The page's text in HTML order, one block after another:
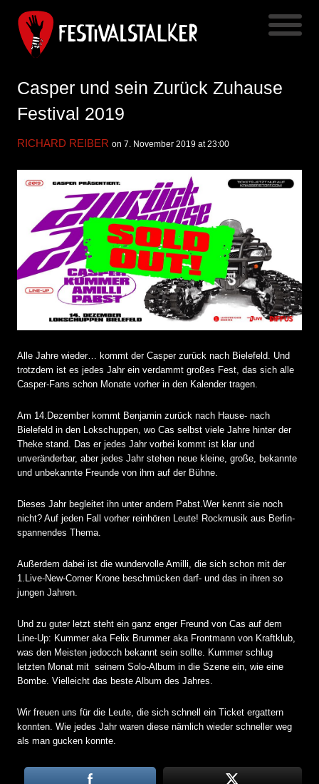
Casper und sein Zurück Zuhause
Festival 2019
RICHARD REIBER on 7. November 2019 at 23:00
Alle Jahre wieder… kommt der Casper zurück nach Bielefeld. Und
trotzdem ist es jedes Jahr ein verdammt großes Fest, das sich alle
Casper-Fans schon Monate vorher in den Kalender tragen.
Am 14.Dezember kommt Benjamin zurück nach Hause- nach
Bielefeld in den Lokschuppen, wo Cas selbst viele Jahre hinter der
Theke stand. Das er jedes Jahr vorbei kommt ist klar und
unveränderbar, aber jedes Jahr stehen neue kleine, große, bekannte
und unbekannte Freunde von ihm auf der Bühne.
Dieses Jahr begleitet ihn unter andern Pabst.Wer kennt sie noch
nicht? Auf jeden Fall vorher reinhören Leute! Rockmusik aus Berlin-
spannendes Thema.
Außerdem dabei ist die wundervolle Amilli, die sich schon mit der
1.Live-New-Comer Krone beschmücken darf- und das in ihren so
jungen Jahren.
Und zu guter letzt steht ein ganz enger Freund von Cas auf dem
Line-Up: Kummer aka Felix Brummer aka Frontmann von Kraftklub,
was den Meisten jedocch bekannt sein sollte. Kummer schlug
letzten Monat mit seinem Solo-Album in die Szene ein, wie eine
Bombe. Vielleicht das beste Album des Jahres.
Wir freuen uns für die Leute, die sich schnell ein Ticket ergattern
konnten. Wie jedes Jahr waren diese nämlich wieder schneller weg
als man gucken konnte.